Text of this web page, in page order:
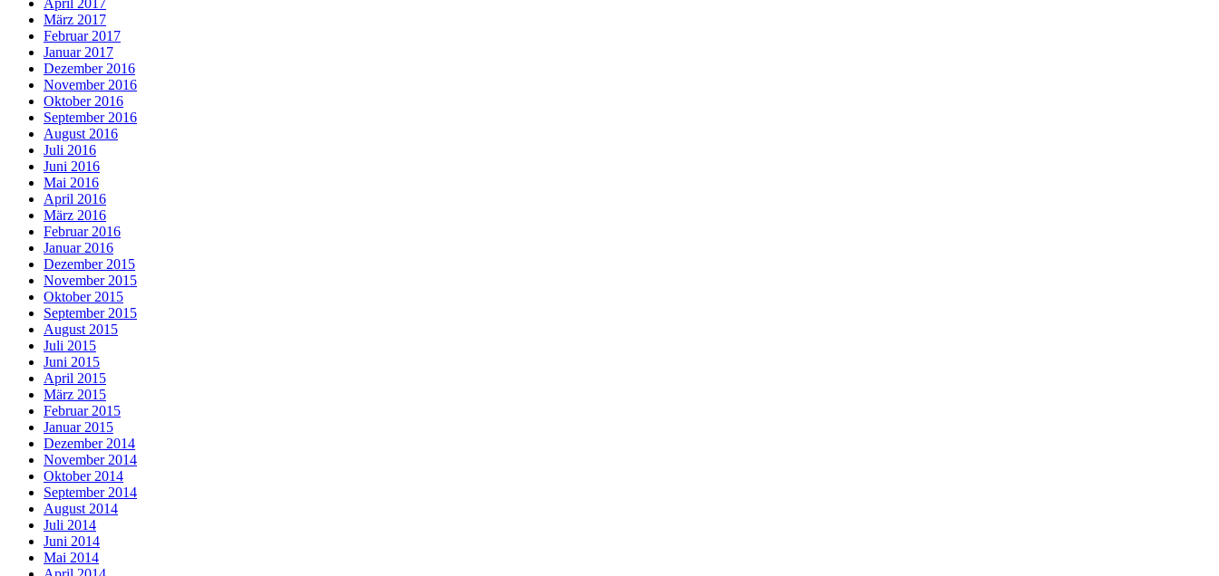
März 2017
Februar 2017
Januar 2017
Dezember 2016
November 2016
Oktober 2016
September 2016
August 2016
Juli 2016
Juni 2016
Mai 2016
April 2016
März 2016
Februar 2016
Januar 2016
Dezember 2015
November 2015
Oktober 2015
September 2015
August 2015
Juli 2015
Juni 2015
April 2015
März 2015
Februar 2015
Januar 2015
Dezember 2014
November 2014
Oktober 2014
September 2014
August 2014
Juli 2014
Juni 2014
Mai 2014